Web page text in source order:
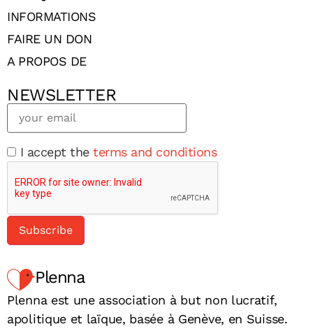
INFORMATIONS
FAIRE UN DON
A PROPOS DE
NEWSLETTER
I accept the terms and conditions
Plenna
Plenna est une association à but non lucratif,
apolitique et laïque, basée à Genève, en Suisse.